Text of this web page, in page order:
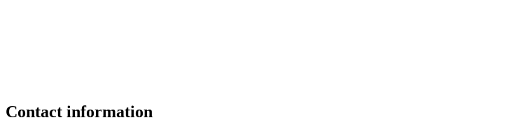
Contact information